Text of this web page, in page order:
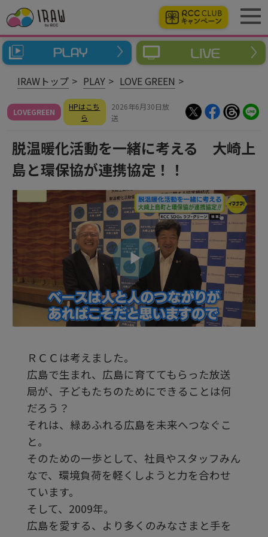
IRAWトップ PLAY LOVE GREEN
LOVEGREEN
HPはこち
ら
2026年6月30日放
送
脱温暖化活動を一緒に考える 大崎上
島と環保協が連携協定！！
ビ
デ
す
ＲＣＣは考えました。
広島で生まれ、広島に育ててもらった放送
局が、子どもたちのためにできることは何
だろう？
それは、緑あふれる広島を未来へつなぐこ
と。
そのための一歩として、社員やスタッフみん
なで、環境負荷を軽くしようと力を合わせ
ています。
そして、2009年。
広島を愛する、より多くのみなさまと手を